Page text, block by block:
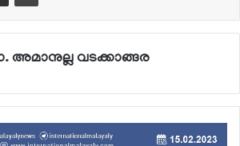
വടക്കാങ്ങര